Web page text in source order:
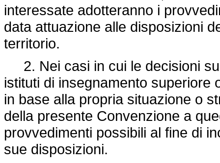
interessate adotteranno i
data attuazione alle disposizioni
territorio.
2. Nei casi in cui le decisioni
istituti di insegnamento superiore
in base alla propria situazione o
della presente Convenzione a
provvedimenti possibili al fine di
sue disposizioni.